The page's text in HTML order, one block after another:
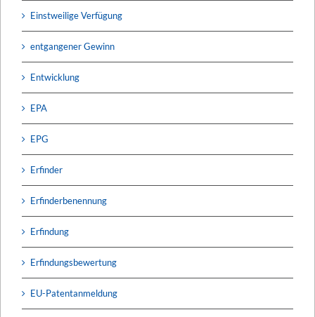
Einstweilige Verfügung
entgangener Gewinn
Entwicklung
EPA
EPG
Erfinder
Erfinderbenennung
Erfindung
Erfindungsbewertung
EU-Patentanmeldung